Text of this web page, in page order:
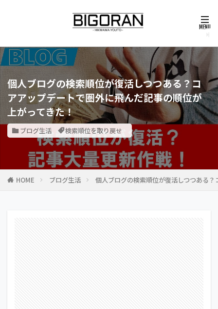
個人ブログの検索順位が復活しつつある？コ
アアップデートで圏外に飛んだ記事の順位が
上がってきた！
ブログ生活 検索順位を取り戻せ
HOME ブログ生活 個人ブログの検索順位が復活しつつある